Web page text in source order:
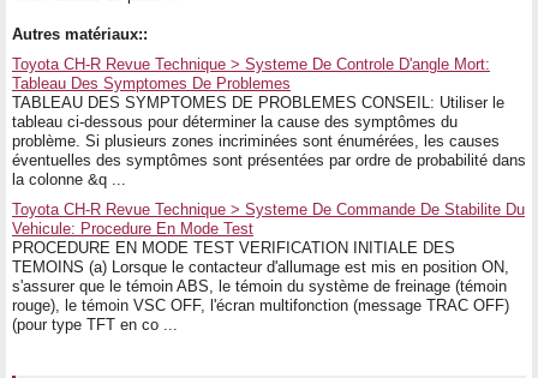
Autres matériaux::
Toyota CH-R Revue Technique > Systeme De Controle D'angle Mort:
Tableau Des Symptomes De Problemes
TABLEAU DES SYMPTOMES DE PROBLEMES CONSEIL: Utiliser le
tableau ci-dessous pour déterminer la cause des symptômes du
problème. Si plusieurs zones incriminées sont énumérées, les causes
éventuelles des symptômes sont présentées par ordre de probabilité dans
la colonne &q ...
Toyota CH-R Revue Technique > Systeme De Commande De Stabilite Du
Vehicule: Procedure En Mode Test
PROCEDURE EN MODE TEST VERIFICATION INITIALE DES
TEMOINS (a) Lorsque le contacteur d'allumage est mis en position ON,
s'assurer que le témoin ABS, le témoin du système de freinage (témoin
rouge), le témoin VSC OFF, l'écran multifonction (message TRAC OFF)
(pour type TFT en co ...